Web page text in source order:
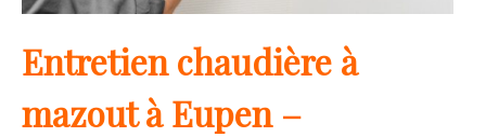
Entretien chaudière à
mazout à Eupen –